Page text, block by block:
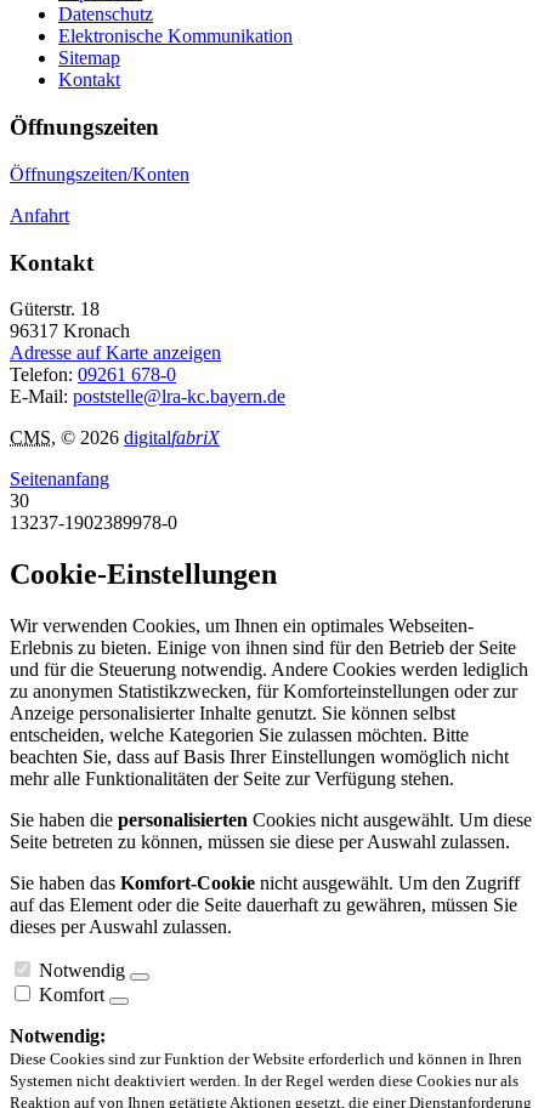
Datenschutz
Elektronische Kommunikation
Sitemap
Kontakt
Öffnungszeiten
Öffnungszeiten/Konten
Anfahrt
Kontakt
Güterstr. 18
96317 Kronach
Adresse auf Karte anzeigen
Telefon: 09261 678-0
E-Mail: poststelle@lra-kc.bayern.de
CMS, © 2026 digitalfabriX
Seitenanfang
30
13237-1902389978-0
Cookie-Einstellungen
Wir verwenden Cookies, um Ihnen ein optimales Webseiten-
Erlebnis zu bieten. Einige von ihnen sind für den Betrieb der Seite
und für die Steuerung notwendig. Andere Cookies werden lediglich
zu anonymen Statistikzwecken, für Komforteinstellungen oder zur
Anzeige personalisierter Inhalte genutzt. Sie können selbst
entscheiden, welche Kategorien Sie zulassen möchten. Bitte
beachten Sie, dass auf Basis Ihrer Einstellungen womöglich nicht
mehr alle Funktionalitäten der Seite zur Verfügung stehen.
Sie haben die personalisierten Cookies nicht ausgewählt. Um diese
Seite betreten zu können, müssen sie diese per Auswahl zulassen.
Sie haben das Komfort-Cookie nicht ausgewählt. Um den Zugriff
auf das Element oder die Seite dauerhaft zu gewähren, müssen Sie
dieses per Auswahl zulassen.
Notwendig
Komfort
Notwendig:
Diese Cookies sind zur Funktion der Website erforderlich und können in Ihren
Systemen nicht deaktiviert werden. In der Regel werden diese Cookies nur als
Reaktion auf von Ihnen getätigte Aktionen gesetzt, die einer Dienstanforderung